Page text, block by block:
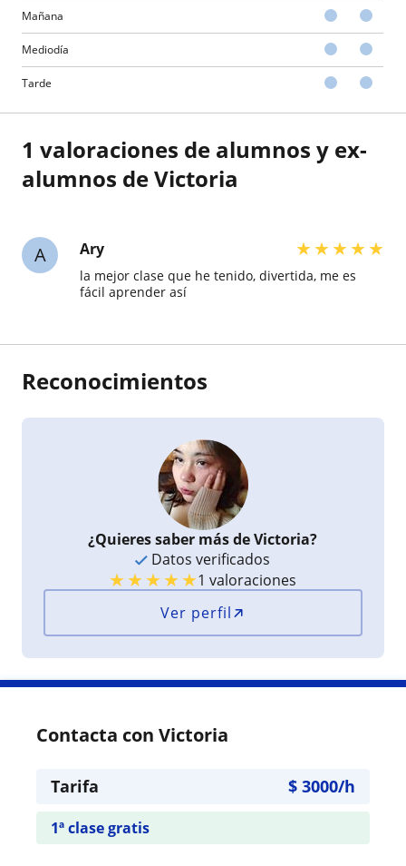
Mañana
Mediodía
Tarde
1 valoraciones de alumnos y ex-
alumnos de Victoria
A Ary ★★★★★
la mejor clase que he tenido, divertida, me es
fácil aprender así
Reconocimientos
¿Quieres saber más de Victoria?
Datos verificados
★★★★★1 valoraciones
Ver perfil
Contacta con Victoria
Tarifa $ 3000/h
1ª clase gratis